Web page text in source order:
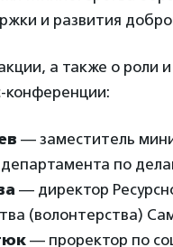
и развития
а также о роли
конференции:
— заместитель
департамента по
— директор
(волонтерства)
— проректор по